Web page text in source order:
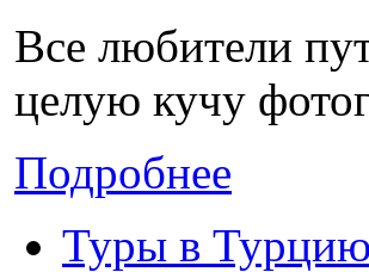
Все любители
целую кучу
Подробнее
Туры в Турцию